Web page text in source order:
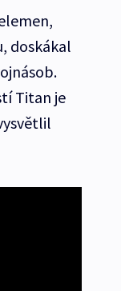
doskákal
Titan je